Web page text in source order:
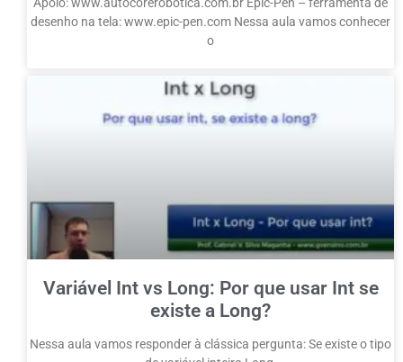
desenho na tela: www.epic-pen.com Nessa aula vamos conhecer
o
Variável Int vs Long: Por que usar Int se
existe a Long?
Nessa aula vamos responder à clássica pergunta: Se existe o tipo